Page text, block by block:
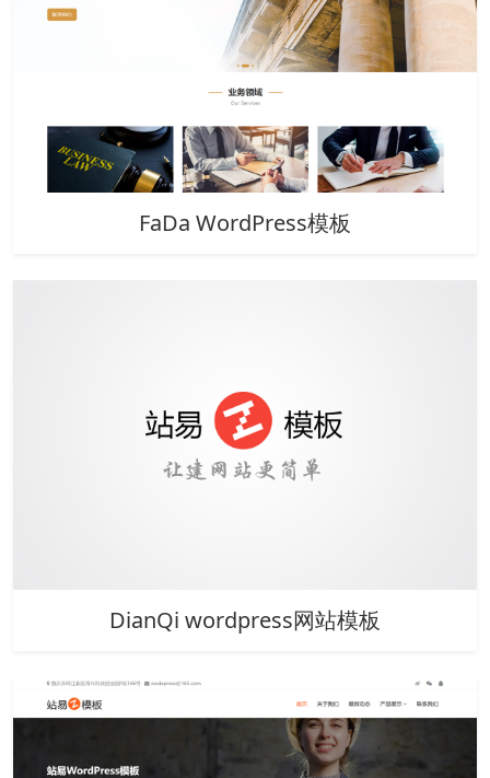
FaDa WordPress模板
DianQi wordpress网站模板